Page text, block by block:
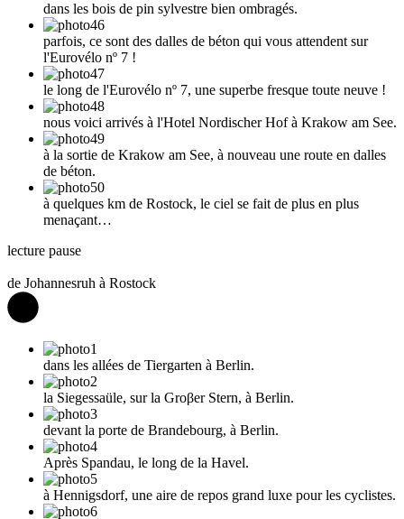
dans les bois de pin sylvestre bien ombragés.
parfois, ce sont des dalles de béton qui vous attendent sur
l'Eurovélo nº 7 !
le long de l'Eurovélo nº 7, une superbe fresque toute neuve !
nous voici arrivés à l'Hotel Nordischer Hof à Krakow am See.
à la sortie de Krakow am See, à nouveau une route en dalles
de béton.
à quelques km de Rostock, le ciel se fait de plus en plus
menaçant…
lecture pause
de Johannesruh à Rostock
dans les allées de Tiergarten à Berlin.
la Siegessaüle, sur la Groβer Stern, à Berlin.
devant la porte de Brandebourg, à Berlin.
Après Spandau, le long de la Havel.
à Hennigsdorf, une aire de repos grand luxe pour les cyclistes.